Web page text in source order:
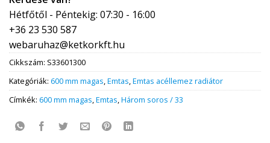
Hétfőtől - Péntekig: 07:30 - 16:00
+36 23 530 587
webaruhaz@ketkorkft.hu
Cikkszám: S33601300
Kategóriák: 600 mm magas,Emtas,Emtas acéllemez radiátor
Címkék: 600 mm magas,Emtas,Három soros / 33